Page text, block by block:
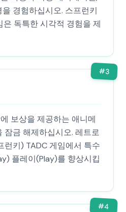
경험하십시오. 스프런키
독특한 시각적 경험을 제
#3
보상을 제공하는 애니메
잠금 해제하십시오. 레트로
런키) TADC 게임에서 특수
플레이(Play)를 향상시킵
#4